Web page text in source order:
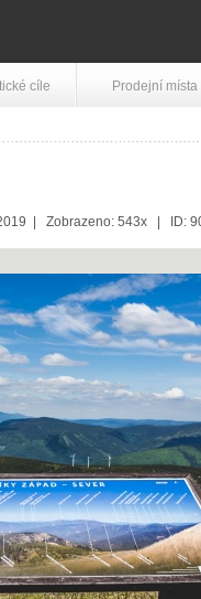
cíle Prodejní místa
| Zobrazeno: 543x | ID: